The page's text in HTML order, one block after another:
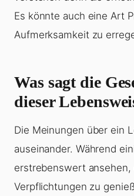
Es könnte auch eine Art
Aufmerksamkeit zu
Was sagt die
dieser
Die Meinungen über ein
auseinander. Während
erstrebenswert ansehen,
Verpflichtungen zu